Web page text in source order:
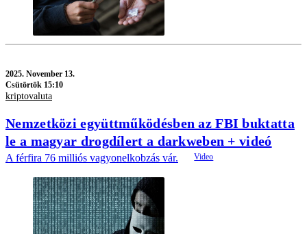
2025. November 13.
Csütörtök 15:10
kriptovaluta
Nemzetközi együttműködésben az FBI buktatta
le a magyar drogdílert a darkweben + videó
A férfira 76 milliós vagyonelkobzás vár.